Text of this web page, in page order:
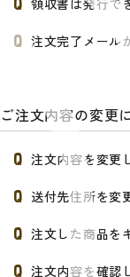
領収書は発行で
注文完了メール
ご注文内容の変更
注文内容を変更
送付先住所を変
注文した商品を
注文内容を確認